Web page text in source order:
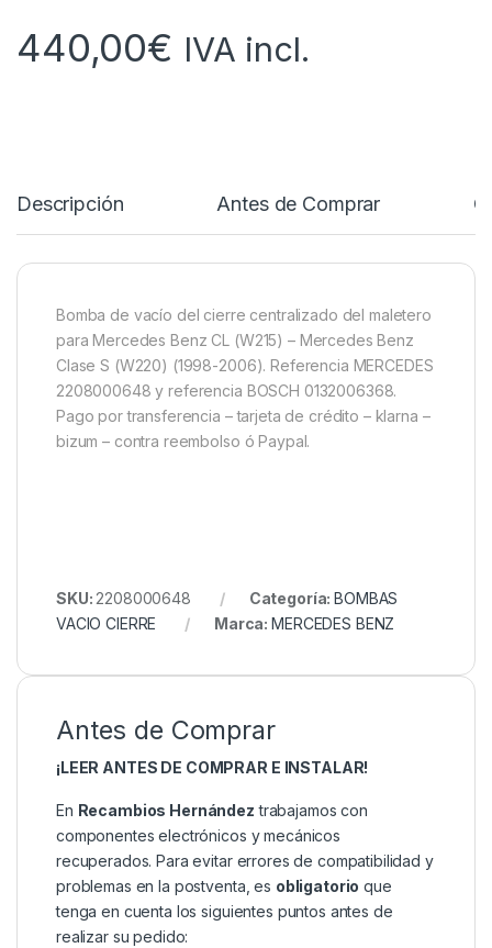
440,00€ IVA incl.
Descripción Antes de Comprar
Bomba de vacío del cierre centralizado del maletero
para Mercedes Benz CL (W215) – Mercedes Benz
Clase S (W220) (1998-2006). Referencia MERCEDES
2208000648 y referencia BOSCH 0132006368.
Pago por transferencia – tarjeta de crédito – klarna –
bizum – contra reembolso ó Paypal.
SKU: 2208000648 Categoría:BOMBAS
VACIO CIERRE
Marca:MERCEDES BENZ
Antes de Comprar
¡LEER ANTES DE COMPRAR E INSTALAR!
En Recambios Hernández trabajamos con
componentes electrónicos y mecánicos
recuperados. Para evitar errores de compatibilidad y
problemas en la postventa, es obligatorio que
tenga en cuenta los siguientes puntos antes de
realizar su pedido: